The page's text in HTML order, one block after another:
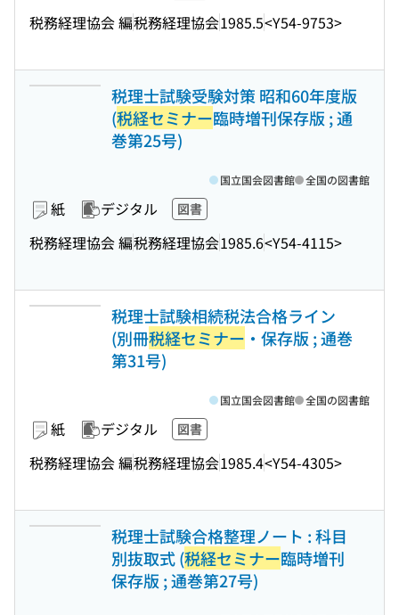
税務経理協会 編税務経理協会1985.5<Y54-9753>
税理士試験受験対策 昭和60年度版
(税経セミナー臨時増刊保存版 ; 通
巻第25号)
紙 デジタル 図書
税務経理協会 編税務経理協会1985.6<Y54-4115>
国立国会図書館 全国の図書館
税理士試験相続税法合格ライン
(別冊税経セミナー ・保存版 ; 通巻
第31号)
紙 デジタル 図書
税務経理協会 編税務経理協会1985.4<Y54-4305>
国立国会図書館 全国の図書館
税理士試験合格整理ノート : 科目
別抜取式 (税経セミナー臨時増刊
保存版 ; 通巻第27号)